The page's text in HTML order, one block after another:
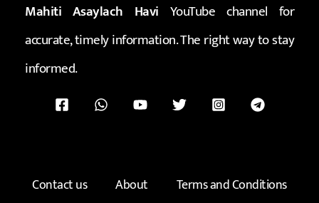
Mahiti Asaylach Havi YouTube channel for
accurate, timely information. The right way to stay
informed.
Contact us About
Terms and Conditions